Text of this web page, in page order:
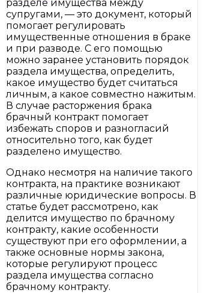
разделе имущества между
супругами, — это документ, который
помогает регулировать
имущественные отношения в браке
и при разводе. С его помощью
можно заранее установить порядок
раздела имущества, определить,
какое имущество будет считаться
личным, а какое совместно нажитым.
В случае расторжения брака
брачный контракт помогает
избежать споров и разногласий
относительно того, как будет
разделено имущество.
Однако несмотря на наличие такого
контракта, на практике возникают
различные юридические вопросы. В
статье будет рассмотрено, как
делится имущество по брачному
контракту, какие особенности
существуют при его оформлении, а
также основные нормы закона,
которые регулируют процесс
раздела имущества согласно
брачному контракту.